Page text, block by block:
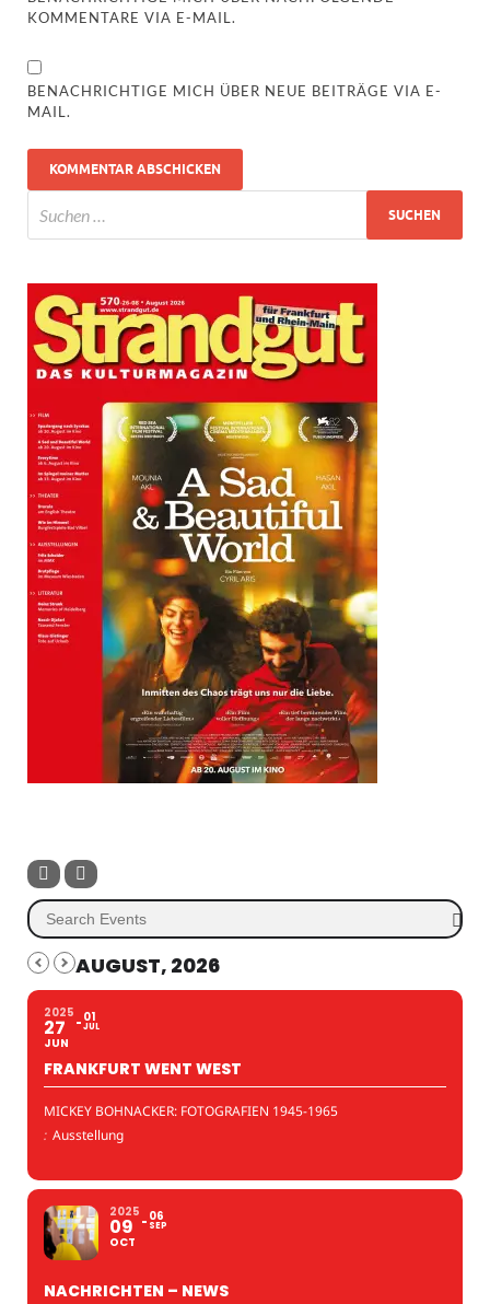
KOMMENTARE VIA E-MAIL.
BENACHRICHTIGE MICH ÜBER NEUE BEITRÄGE VIA E-
MAIL.
AUGUST, 2026
2025
27
JUN
01
JUL
FRANKFURT WENT WEST
MICKEY BOHNACKER: FOTOGRAFIEN 1945-1965
: Ausstellung
2025
09
OCT
06
SEP
NACHRICHTEN – NEWS